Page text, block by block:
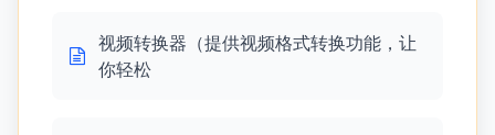
视频转换器（提供视频格式转换功能，让
你轻松